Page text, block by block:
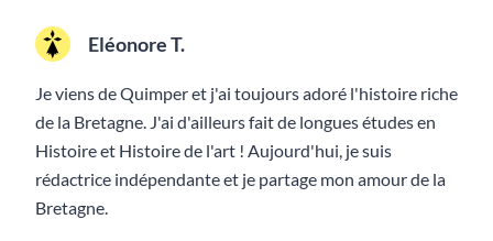
Eléonore T.
Je viens de Quimper et j'ai toujours adoré l'histoire riche
de la Bretagne. J'ai d'ailleurs fait de longues études en
Histoire et Histoire de l'art ! Aujourd'hui, je suis
rédactrice indépendante et je partage mon amour de la
Bretagne.